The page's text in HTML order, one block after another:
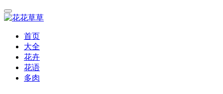
首页
大全
花卉
花语
多肉